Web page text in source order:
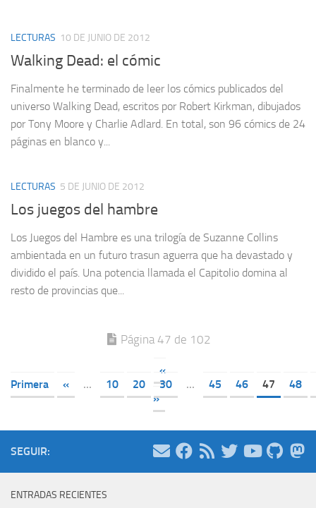
LECTURAS 10 DE JUNIO DE 2012
Walking Dead: el cómic
Finalmente he terminado de leer los cómics publicados del
universo Walking Dead, escritos por Robert Kirkman, dibujados
por Tony Moore y Charlie Adlard. En total, son 96 cómics de 24
páginas en blanco y...
LECTURAS 5 DE JUNIO DE 2012
Los juegos del hambre
Los Juegos del Hambre es una trilogía de Suzanne Collins
ambientada en un futuro trasun aguerra que ha devastado y
dividido el país. Una potencia llamada el Capitolio domina al
resto de provincias que...
Página 47 de 102
«
Primera
« ... 10 20 30 ... 45 46 47
48
»
SEGUIR:
ENTRADAS RECIENTES